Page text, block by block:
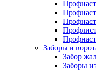
Профлист
Заборы и
Забор
Заборы